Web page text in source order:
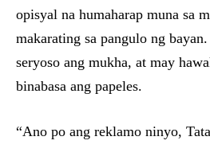
opisyal na humaharap muna sa
makarating sa pangulo ng
seryoso ang mukha, at may
binabasa ang papeles.
“Ano po ang reklamo ninyo,